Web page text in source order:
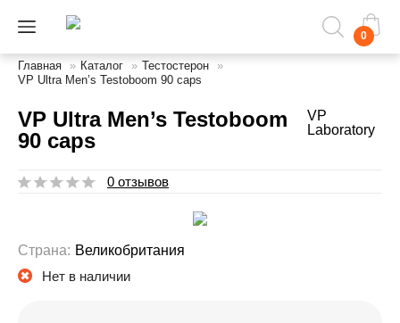
0
Главная » Каталог » Тестостерон
»
VP Ultra Men’s Testoboom 90 caps
VP Ultra Men’s Testoboom
90 caps
VP
Laboratory
0 отзывов
Страна: Великобритания
Нет в наличии